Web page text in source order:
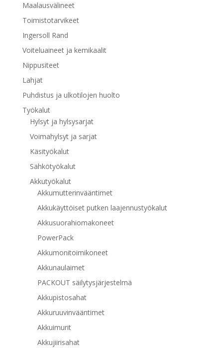
Maalausvälineet
Toimistotarvikeet
Ingersoll Rand
Voiteluaineet ja kemikaalit
Nippusiteet
Lahjat
Puhdistus ja ulkotilojen huolto
Työkalut
Hylsyt ja hylsysarjat
Voimahylsyt ja sarjat
Käsityökalut
Sähkötyökalut
Akkutyökalut
Akkumutterinvääntimet
Akkukäyttöiset putken laajennustyökalut
Akkusuorahiomakoneet
PowerPack
Akkumonitoimikoneet
Akkunaulaimet
PACKOUT säilytysjärjestelmä
Akkupistosahat
Akkuruuvinvääntimet
Akkuimurit
Akkujiirisahat